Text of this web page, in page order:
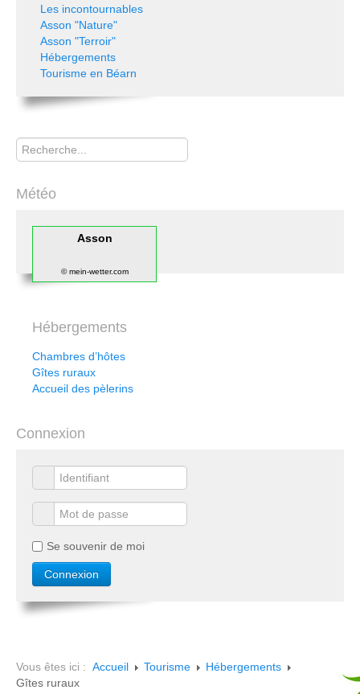
Les incontournables
Asson "Nature"
Asson "Terroir"
Hébergements
Tourisme en Béarn
Rechercher
Météo
Asson
© mein-wetter.com
Hébergements
Chambres d’hôtes
Gîtes ruraux
Accueil des pèlerins
Connexion
Se souvenir de moi
Vous êtes ici : Accueil Tourisme
Hébergements
Gîtes ruraux